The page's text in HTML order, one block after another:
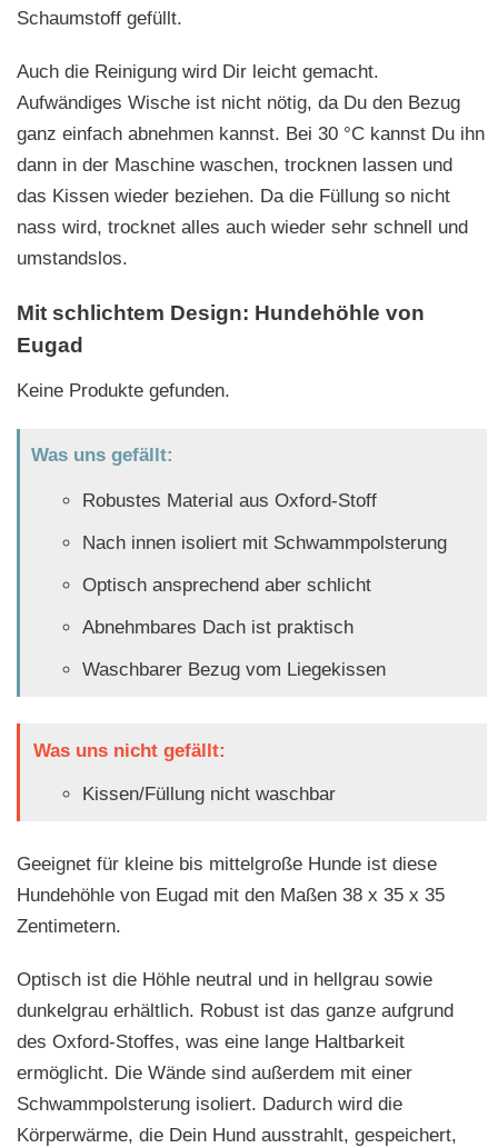
Schaumstoff gefüllt.
Auch die Reinigung wird Dir leicht gemacht.
Aufwändiges Wische ist nicht nötig, da Du den Bezug
ganz einfach abnehmen kannst. Bei 30 °C kannst Du ihn
dann in der Maschine waschen, trocknen lassen und
das Kissen wieder beziehen. Da die Füllung so nicht
nass wird, trocknet alles auch wieder sehr schnell und
umstandslos.
Mit schlichtem Design: Hundehöhle von
Eugad
Keine Produkte gefunden.
Was uns gefällt:
Robustes Material aus Oxford-Stoff
Nach innen isoliert mit Schwammpolsterung
Optisch ansprechend aber schlicht
Abnehmbares Dach ist praktisch
Waschbarer Bezug vom Liegekissen
Was uns nicht gefällt:
Kissen/Füllung nicht waschbar
Geeignet für kleine bis mittelgroße Hunde ist diese
Hundehöhle von Eugad mit den Maßen 38 x 35 x 35
Zentimetern.
Optisch ist die Höhle neutral und in hellgrau sowie
dunkelgrau erhältlich. Robust ist das ganze aufgrund
des Oxford-Stoffes, was eine lange Haltbarkeit
ermöglicht. Die Wände sind außerdem mit einer
Schwammpolsterung isoliert. Dadurch wird die
Körperwärme, die Dein Hund ausstrahlt, gespeichert,